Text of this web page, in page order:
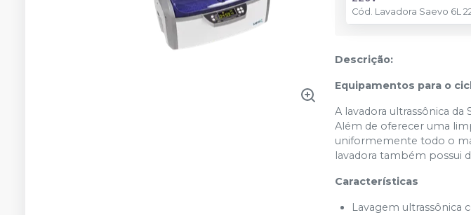
Cód. Lavadora Saevo 6L
Descrição:
Equipamentos para o
A lavadora ultrassônica
Além de oferecer uma
uniformemente todo o
lavadora também possui
Características
Lavagem ultrassônica